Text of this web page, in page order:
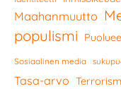
Maahanmuutto
populismi
Sosiaalinen media
Tasa-arvo